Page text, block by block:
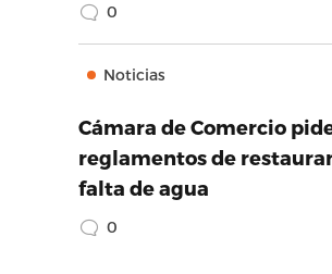
0
Noticias
Cámara de Comercio
reglamentos de
falta de agua
0